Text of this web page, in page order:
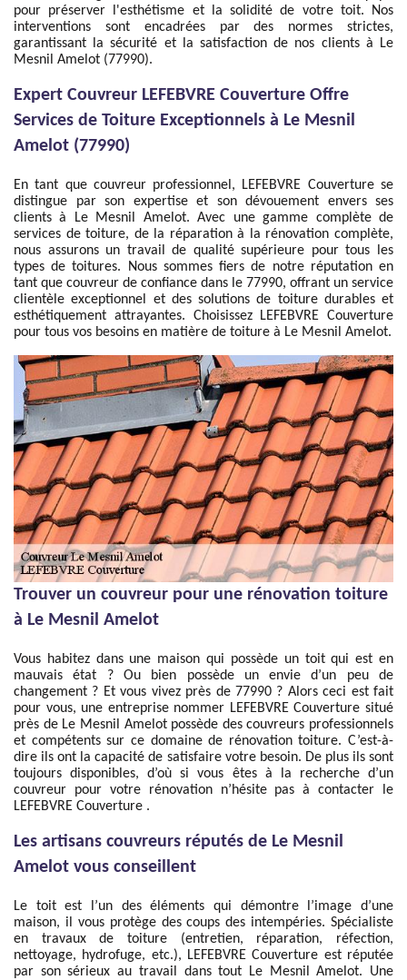
pour préserver l'esthétisme et la solidité de votre toit. Nos
interventions sont encadrées par des normes strictes,
garantissant la sécurité et la satisfaction de nos clients à Le
Mesnil Amelot (77990).
Expert Couvreur LEFEBVRE Couverture Offre
Services de Toiture Exceptionnels à Le Mesnil
Amelot (77990)
En tant que couvreur professionnel, LEFEBVRE Couverture se
distingue par son expertise et son dévouement envers ses
clients à Le Mesnil Amelot. Avec une gamme complète de
services de toiture, de la réparation à la rénovation complète,
nous assurons un travail de qualité supérieure pour tous les
types de toitures. Nous sommes fiers de notre réputation en
tant que couvreur de confiance dans le 77990, offrant un service
clientèle exceptionnel et des solutions de toiture durables et
esthétiquement attrayantes. Choisissez LEFEBVRE Couverture
pour tous vos besoins en matière de toiture à Le Mesnil Amelot.
Trouver un couvreur pour une rénovation toiture
à Le Mesnil Amelot
Vous habitez dans une maison qui possède un toit qui est en
mauvais état ? Ou bien possède un envie d’un peu de
changement ? Et vous vivez près de 77990 ? Alors ceci est fait
pour vous, une entreprise nommer LEFEBVRE Couverture situé
près de Le Mesnil Amelot possède des couvreurs professionnels
et compétents sur ce domaine de rénovation toiture. C’est-à-
dire ils ont la capacité de satisfaire votre besoin. De plus ils sont
toujours disponibles, d’où si vous êtes à la recherche d’un
couvreur pour votre rénovation n’hésite pas à contacter le
LEFEBVRE Couverture .
Les artisans couvreurs réputés de Le Mesnil
Amelot vous conseillent
Le toit est l’un des éléments qui démontre l’image d’une
maison, il vous protège des coups des intempéries. Spécialiste
en travaux de toiture (entretien, réparation, réfection,
nettoyage, hydrofuge, etc.), LEFEBVRE Couverture est réputée
par son sérieux au travail dans tout Le Mesnil Amelot. Une